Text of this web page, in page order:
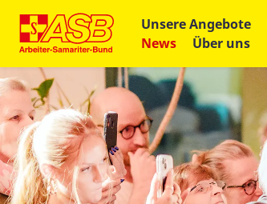
Unsere Angebote
News
Über uns